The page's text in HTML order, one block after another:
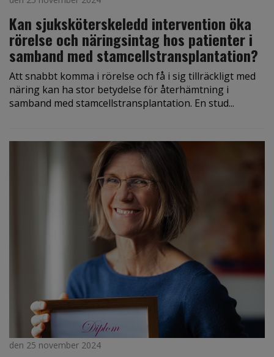
Kan sjuksköterskeledd intervention öka
rörelse och näringsintag hos patienter i
samband med stamcellstransplantation?
Att snabbt komma i rörelse och få i sig tillräckligt med
näring kan ha stor betydelse för återhämtning i
samband med stamcellstransplantation. En stud...
den 25 november 2024